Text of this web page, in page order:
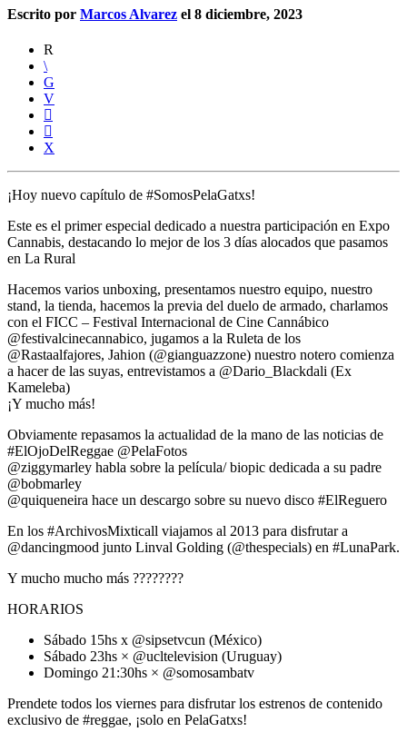
Escrito por Marcos Alvarez el 8 diciembre, 2023
¡Hoy nuevo capítulo de #SomosPelaGatxs!
Este es el primer especial dedicado a nuestra participación en Expo
Cannabis, destacando lo mejor de los 3 días alocados que pasamos
en La Rural
Hacemos varios unboxing, presentamos nuestro equipo, nuestro
stand, la tienda, hacemos la previa del duelo de armado, charlamos
con el FICC – Festival Internacional de Cine Cannábico
@festivalcinecannabico, jugamos a la Ruleta de los
@Rastaalfajores, Jahion (@gianguazzone) nuestro notero comienza
a hacer de las suyas, entrevistamos a @Dario_Blackdali (Ex
Kameleba)
¡Y mucho más!
Obviamente repasamos la actualidad de la mano de las noticias de
#ElOjoDelReggae @PelaFotos
@ziggymarley habla sobre la película/ biopic dedicada a su padre
@bobmarley
@quiqueneira hace un descargo sobre su nuevo disco #ElReguero
En los #ArchivosMixticall viajamos al 2013 para disfrutar a
@dancingmood junto Linval Golding (@thespecials) en #LunaPark.
Y mucho mucho más ????????
HORARIOS
Sábado 15hs x @sipsetvcun (México)
Sábado 23hs × @ucltelevision (Uruguay)
Domingo 21:30hs × @somosambatv
Prendete todos los viernes para disfrutar los estrenos de contenido
exclusivo de #reggae, ¡solo en PelaGatxs!